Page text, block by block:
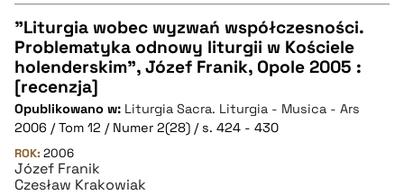
pobierz cytat
CZYSTY TEKST
pobierz cytat
BIBTEX
"Liturgia wobec wyzwań współczesności.
Problematyka odnowy liturgii w Kościele
holenderskim", Józef Franik, Opole 2005 :
[recenzja]
Opublikowano w: Liturgia Sacra. Liturgia - Musica - Ars
2006 / Tom 12 / Numer 2(28) / s. 424 - 430
ROK: 2006
Józef Franik
Czesław Krakowiak